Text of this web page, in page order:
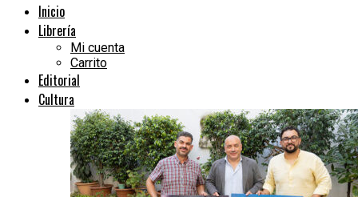
Inicio
Librería
Mi cuenta
Carrito
Editorial
Cultura